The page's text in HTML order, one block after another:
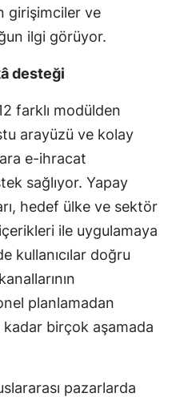
girişimciler ve
ilgi görüyor.
desteği
farklı modülden
arayüzü ve kolay
e-ihracat
sağlıyor. Yapay
hedef ülke ve sektör
ile uygulamaya
kullanıcılar doğru
planlamadan
kadar birçok aşamada
pazarlarda